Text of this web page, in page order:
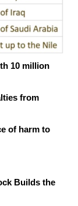
10 million
from
of harm to
Builds the